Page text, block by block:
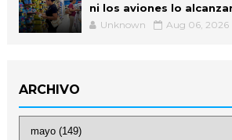
ni los aviones lo
Unknown Aug 06, 2026
ARCHIVO